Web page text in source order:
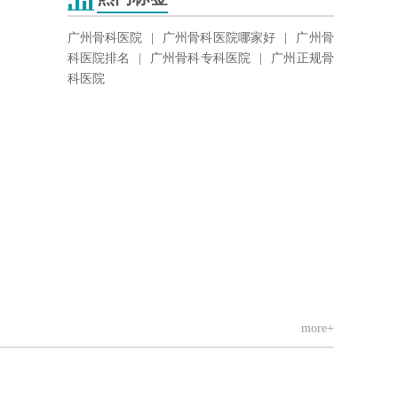
广州骨科医院 | 广州骨科医院哪家好 |
广州骨
科医院排名
| 广州骨科专科医院 |
广州正规骨
科医院
more+